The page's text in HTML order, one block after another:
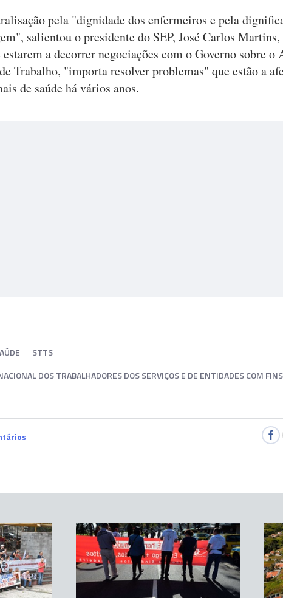
pela "dignidade dos enfermeiros e pela
salientou o presidente do SEP, José Carlos Martins,
estarem a decorrer negociações com o Governo sobre o
Trabalho, "importa resolver problemas" que estão a
de saúde há vários anos.
STTS
DOS TRABALHADORES DOS SERVIÇOS E DE ENTIDADES COM